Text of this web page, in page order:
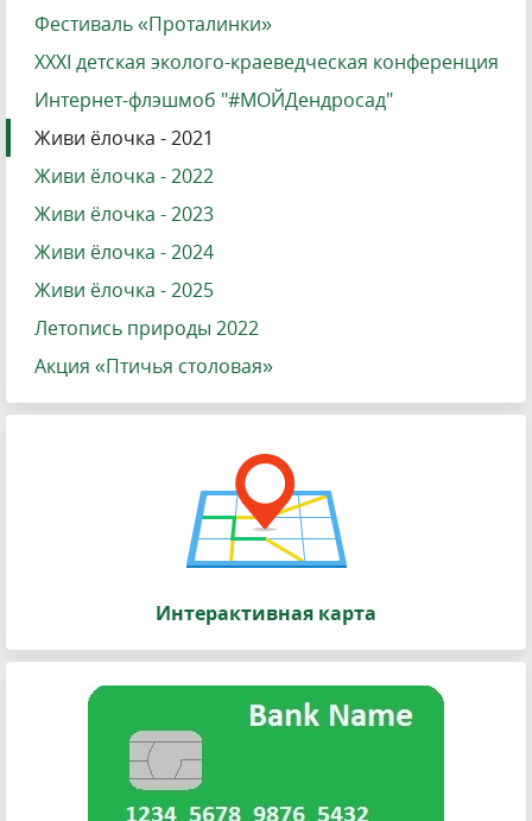
Фестиваль «Проталинки»
XXXI детская эколого-краеведческая конференция
Интернет-флэшмоб "#МОЙДендросад"
Живи ёлочка - 2021
Живи ёлочка - 2022
Живи ёлочка - 2023
Живи ёлочка - 2024
Живи ёлочка - 2025
Летопись природы 2022
Акция «Птичья столовая»
Интерактивная карта